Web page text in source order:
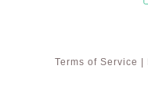
Terms of Service